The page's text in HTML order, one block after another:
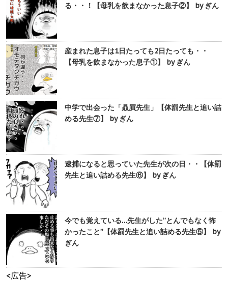
る・・！【母乳を飲まなかった息子②】 by ぎん
産まれた息子は1日たっても2日たっても・・
【母乳を飲まなかった息子①】 by ぎん
中学で出会った「贔屓先生」【体罰先生と追い詰
める先生⑦】 by ぎん
逮捕になると思っていた先生が次の日・・【体罰
先生と追い詰める先生⑥】 by ぎん
今でも覚えている…先生がした”とんでもなく怖
かったこと”【体罰先生と追い詰める先生⑤】 by
ぎん
<広告>